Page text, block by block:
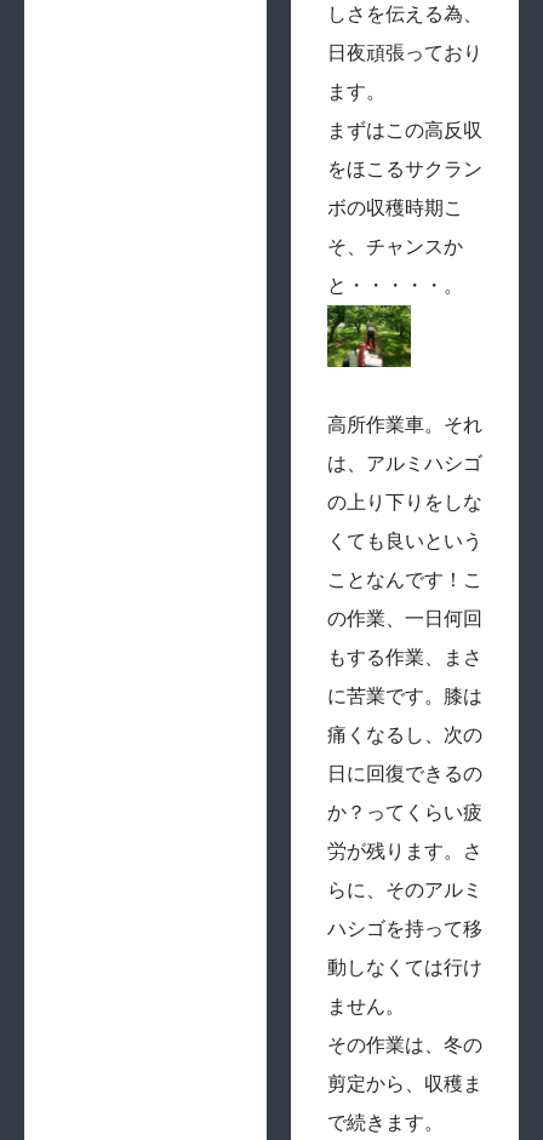
しさを伝える為、
日夜頑張っており
ます。
まずはこの高反収
をほこるサクラン
ボの収穫時期こ
そ、チャンスか
と・・・・・。
高所作業車。それ
は、アルミハシゴ
の上り下りをしな
くても良いという
ことなんです！こ
の作業、一日何回
もする作業、まさ
に苦業です。膝は
痛くなるし、次の
日に回復できるの
か？ってくらい疲
労が残ります。さ
らに、そのアルミ
ハシゴを持って移
動しなくては行け
ません。
その作業は、冬の
剪定から、収穫ま
で続きます。